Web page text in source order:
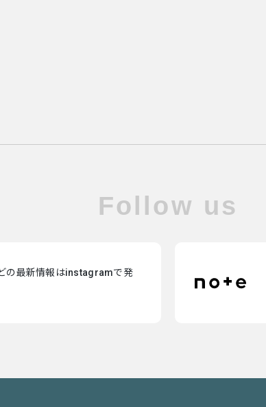
Follow us
の最新情報はinstagramで発